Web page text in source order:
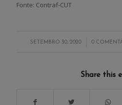
Fonte: Contraf-CUT
SETEMBRO 30, 2020
/ 0 /
Share this